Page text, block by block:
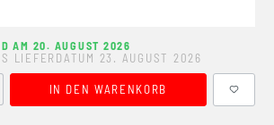
AM 20. AUGUST 2026
LIEFERDATUM 23. AUGUST 2026
den gewünschten Wert ein oder
IN DEN WARENKORB